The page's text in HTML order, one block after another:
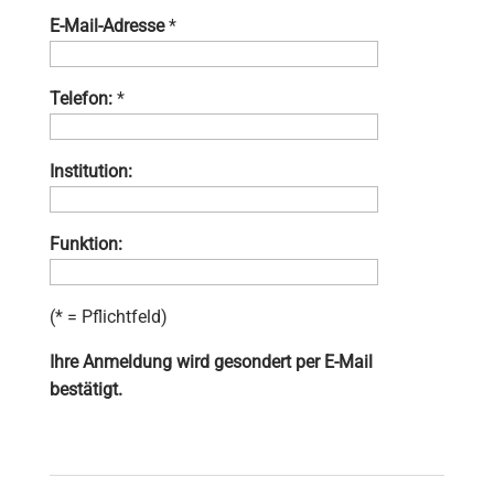
E-Mail-Adresse*
Telefon:*
Institution:
Funktion:
(* = Pflichtfeld)
Ihre Anmeldung wird gesondert per E-Mail
bestätigt.